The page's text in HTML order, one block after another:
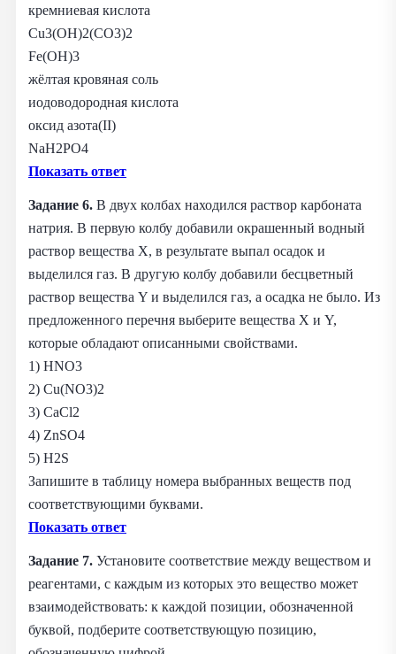
кремниевая кислота
Cu3(OH)2(CO3)2
Fe(OH)3
жёлтая кровяная соль
иодоводородная кислота
оксид азота(II)
NaH2PO4
Показать ответ
Задание 6. В двух колбах находился раствор карбоната
натрия. В первую колбу добавили окрашенный водный
раствор вещества X, в результате выпал осадок и
выделился газ. В другую колбу добавили бесцветный
раствор вещества Y и выделился газ, а осадка не было. Из
предложенного перечня выберите вещества X и Y,
которые обладают описанными свойствами.
1) HNO3
2) Cu(NO3)2
3) CaCl2
4) ZnSO4
5) H2S
Запишите в таблицу номера выбранных веществ под
соответствующими буквами.
Показать ответ
Задание 7. Установите соответствие между веществом и
реагентами, с каждым из которых это вещество может
взаимодействовать: к каждой позиции, обозначенной
буквой, подберите соответствующую позицию,